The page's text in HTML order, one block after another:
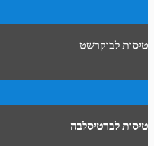
טיסות לבוקרשט
טיסות לברטיסלבה